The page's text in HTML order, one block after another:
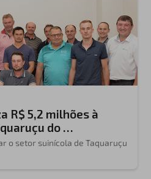
R$ 5,2 milhões à
do …
o setor suinícola de Taquaruçu